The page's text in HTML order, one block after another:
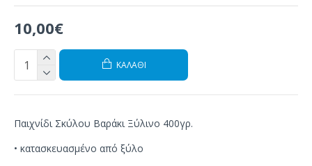
10,00€
ΚΑΛΆΘΙ
Παιχνίδι Σκύλου Βαράκι Ξύλινο 400γρ.
• κατασκευασμένο από ξύλο